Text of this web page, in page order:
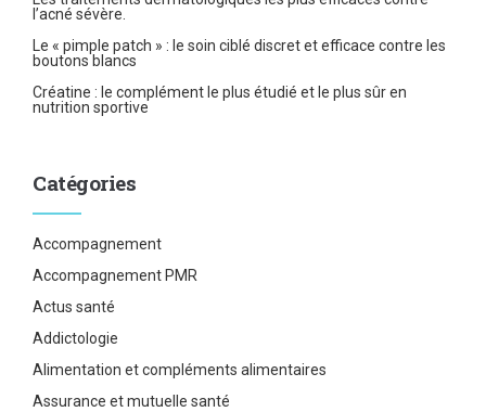
l’acné sévère.
Le « pimple patch » : le soin ciblé discret et efficace contre les
boutons blancs
Créatine : le complément le plus étudié et le plus sûr en
nutrition sportive
Catégories
Accompagnement
Accompagnement PMR
Actus santé
Addictologie
Alimentation et compléments alimentaires
Assurance et mutuelle santé